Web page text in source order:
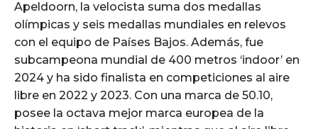
Apeldoorn, la velocista suma dos medallas
olímpicas y seis medallas mundiales en relevos
con el equipo de Países Bajos. Además, fue
subcampeona mundial de 400 metros ‘indoor’ en
2024 y ha sido finalista en competiciones al aire
libre en 2022 y 2023. Con una marca de 50.10,
posee la octava mejor marca europea de la